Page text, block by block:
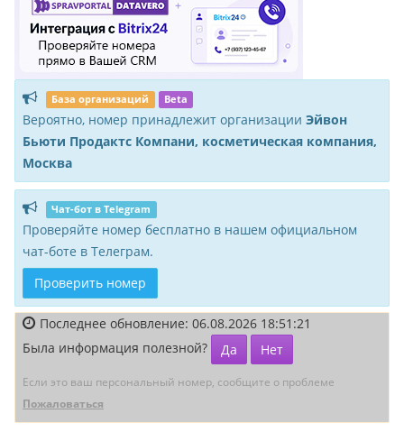
База организаций Beta
Вероятно, номер принадлежит организации Эйвон
Бьюти Продактс Компани, косметическая компания,
Москва
Чат-бот в Telegram
Проверяйте номер бесплатно в нашем официальном
чат-боте в Телеграм.
Проверить номер
Последнее обновление: 06.08.2026 18:51:21
Была информация полезной?
Да Нет
Если это ваш персональный номер, сообщите о проблеме
Пожаловаться